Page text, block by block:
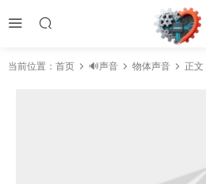
当前位置： 首页 🔊声音 物体声音 正文